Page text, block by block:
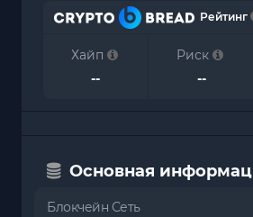
Рейтинг
Хайп
--
Риск
--
Основная
Блокчейн Сеть